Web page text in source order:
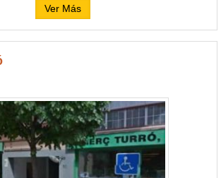
Ver Más